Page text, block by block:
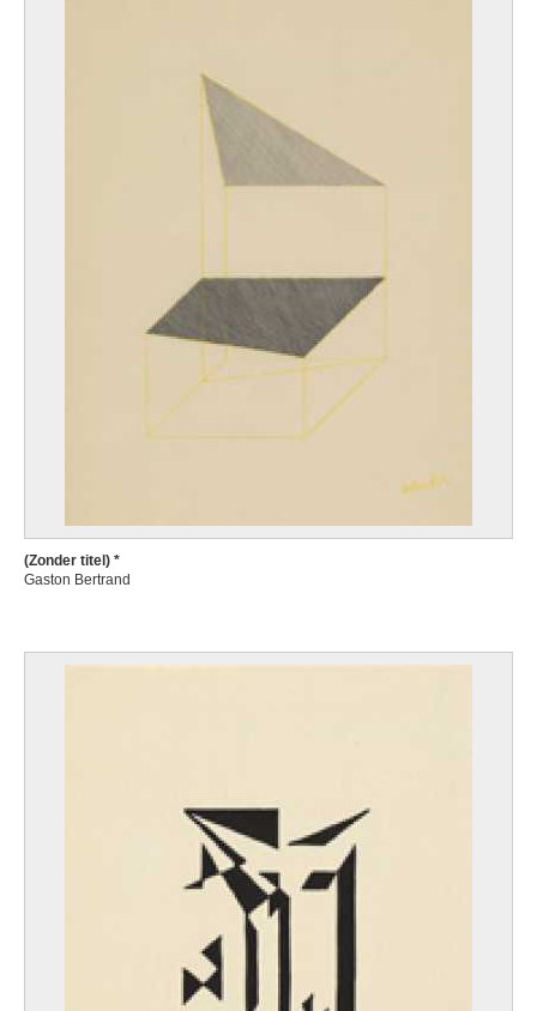
(Zonder titel) *
Gaston Bertrand